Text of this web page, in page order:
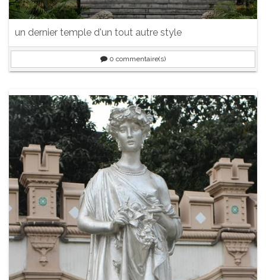
un dernier temple d'un tout autre style
0 commentaire(s)